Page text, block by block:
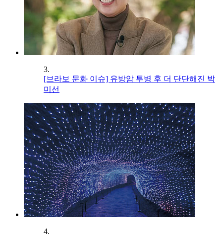
3.
[브라보 문화 이슈] 유방암 투병 후 더 단단해진 박
미선
4.